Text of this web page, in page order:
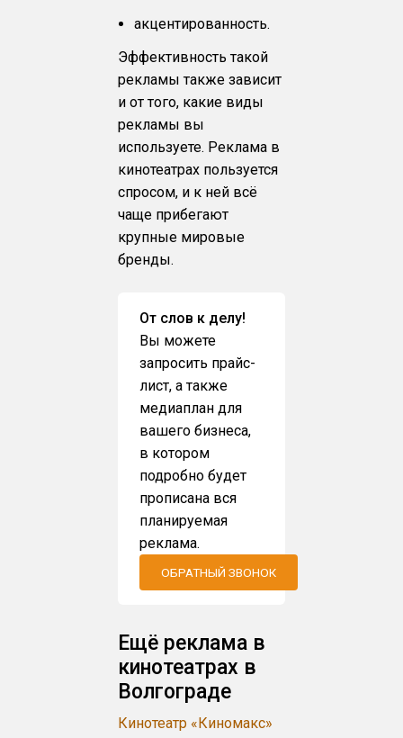
акцентированность.
Эффективность такой
рекламы также зависит
и от того, какие виды
рекламы вы
используете. Реклама в
кинотеатрах пользуется
спросом, и к ней всё
чаще прибегают
крупные мировые
бренды.
От слов к делу!
Вы можете
запросить прайс-
лист, а также
медиаплан для
вашего бизнеса,
в котором
подробно будет
прописана вся
планируемая
реклама.
ОБРАТНЫЙ ЗВОНОК
Ещё реклама в
кинотеатрах в
Волгограде
Кинотеатр «Киномакс»